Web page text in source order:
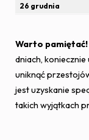
26 grudnia
Warto pamiętać!
dniach,
uniknąć
jest uzyskanie
takich wyjątkach